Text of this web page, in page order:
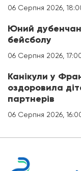
06 Серпня 2026,
Юний
бейсболу
06 Серпня 2026,
Канікули у
оздоровила
партнерів
06 Серпня 2026,